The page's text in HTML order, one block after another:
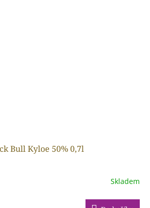
Bull Kyloe 50% 0,7l
Skladem